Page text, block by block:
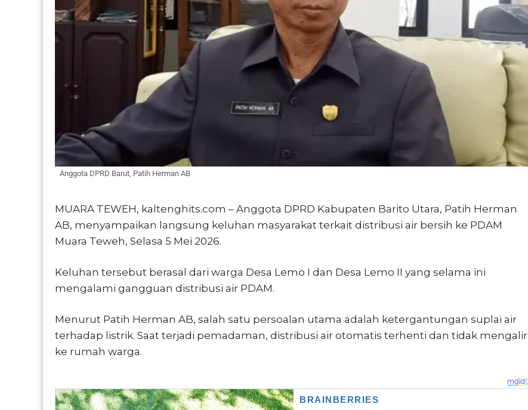
Anggota DPRD Barut, Patih Herman AB
MUARA TEWEH, kaltenghits.com – Anggota DPRD Kabupaten Barito Utara, Patih Herman
AB, menyampaikan langsung keluhan masyarakat terkait distribusi air bersih ke PDAM
Muara Teweh, Selasa 5 Mei 2026.
Keluhan tersebut berasal dari warga Desa Lemo I dan Desa Lemo II yang selama ini
mengalami gangguan distribusi air PDAM.
Menurut Patih Herman AB, salah satu persoalan utama adalah ketergantungan suplai air
terhadap listrik. Saat terjadi pemadaman, distribusi air otomatis terhenti dan tidak mengalir
ke rumah warga.